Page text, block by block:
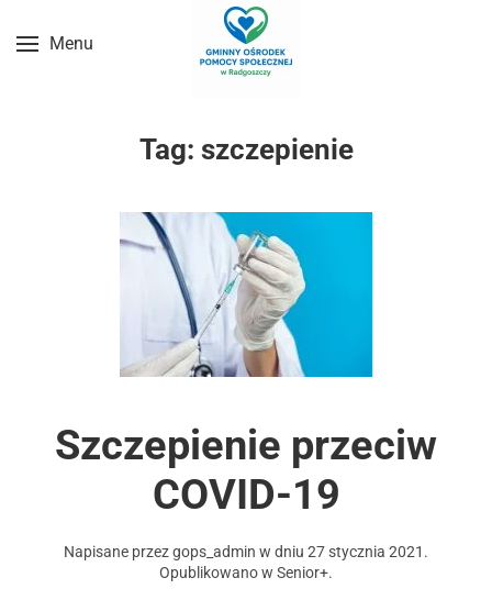
Przejdź do treści głównej
Menu
Tag: szczepienie
Szczepienie przeciw
COVID-19
Napisane przezgops_admin w dniu 27 stycznia 2021 .
Opublikowano w Senior+.